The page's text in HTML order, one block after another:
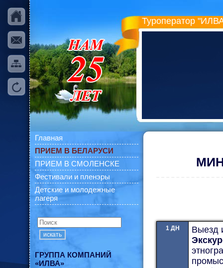
Туроператор
Главная
ПРИЕМ В БЕЛАРУСИ
ПРИЕМ В СМОЛЕНСКЕ
Фестивали и пленэры
Детские и молодежные
лагеря
искать
ГРУППА КОМПАНИЙ
«ИЛВА»
1 ДН
Выезд